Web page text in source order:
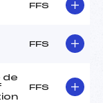
FFS
FFS
de
FFS